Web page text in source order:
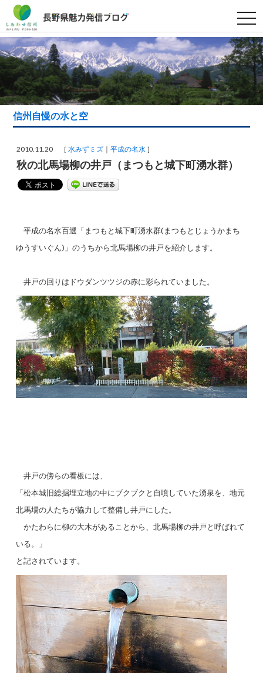
t
o
g
g
l
e
n
a
v
g
i
信州自慢の水と空
2010.11.20 ［水みずミズ 平成の名水 ］
秋の北馬場柳の井戸（まつもと城下町湧水群）
平成の名水百選「まつもと城下町湧水群(まつもとじょうかまち
ゆうすいぐん) 」のうちから北馬場柳の井戸を紹介します。
井戸の回りはドウダンツツジの赤に彩られていました。
井戸の傍らの看板には、
「松本城旧総掘埋立地の中にブクブクと自噴していた湧泉を、地元
北馬場の人たちが協力して整備し井戸にした。
かたわらに柳の大木があることから、北馬場柳の井戸と呼ばれて
いる。」
と記されています。